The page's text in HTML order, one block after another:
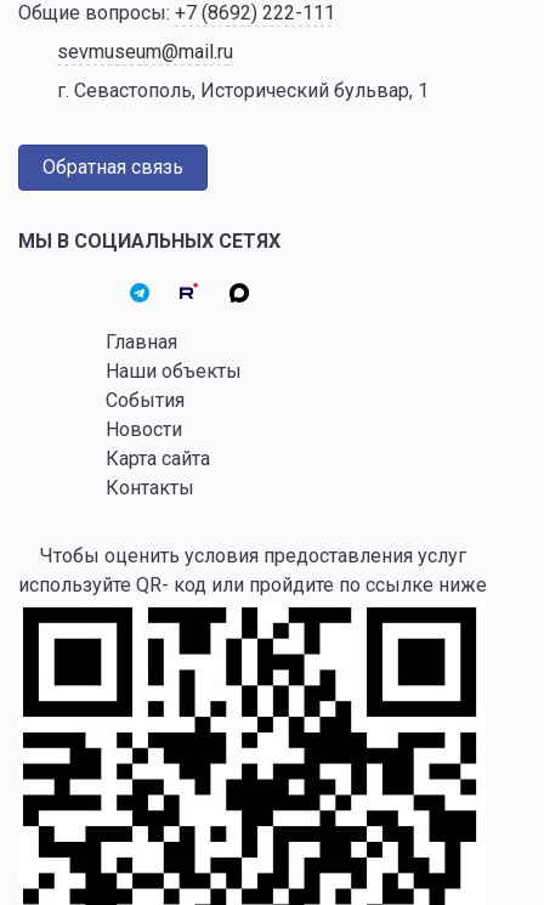
Общие вопросы: +7 (8692) 222-111
sevmuseum@mail.ru
г. Севастополь, Исторический бульвар, 1
Обратная связь
МЫ В СОЦИАЛЬНЫХ СЕТЯХ
Главная
Наши объекты
События
Новости
Карта сайта
Контакты
Чтобы оценить условия предоставления услуг
используйте QR- код или пройдите по ссылке ниже